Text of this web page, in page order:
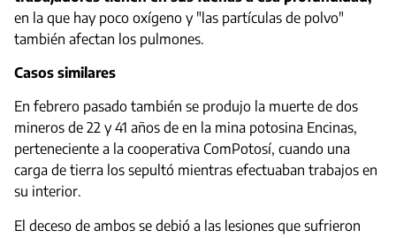
en la que hay poco oxígeno y "las partículas de polvo"
también afectan los pulmones.
Casos similares
En febrero pasado también se produjo la muerte de dos
mineros de 22 y 41 años de en la mina potosina Encinas,
perteneciente a la cooperativa ComPotosí, cuando una
carga de tierra los sepultó mientras efectuaban trabajos en
su interior.
El deceso de ambos se debió a las lesiones que sufrieron